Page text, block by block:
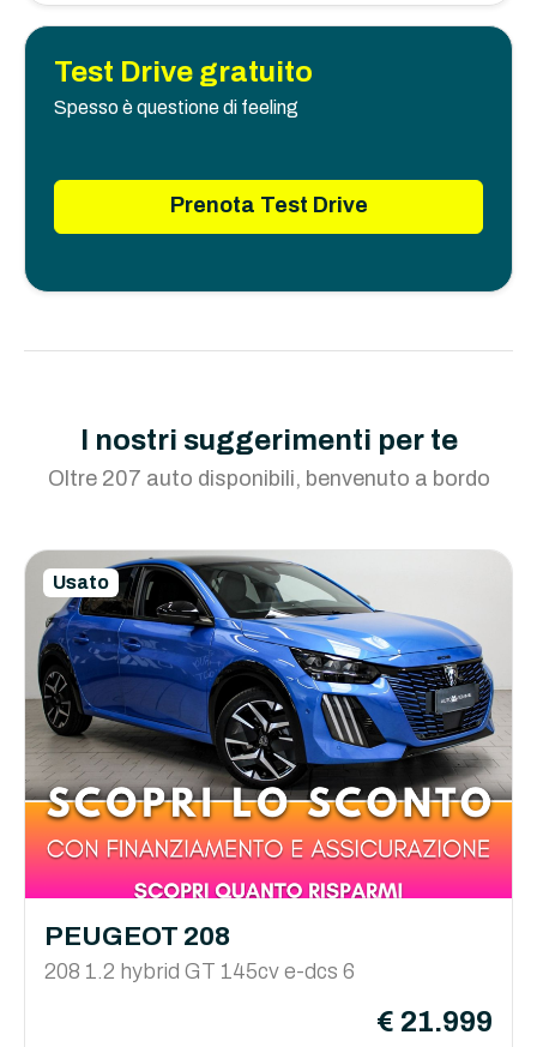
Test Drive gratuito
Spesso è questione di feeling
Prenota Test Drive
I nostri suggerimenti per te
Oltre 207 auto disponibili, benvenuto a bordo
Usato
PEUGEOT 208
208 1.2 hybrid GT 145cv e-dcs 6
€ 21.999